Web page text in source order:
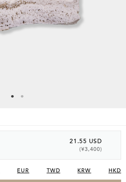
21.55 USD
(¥3,400)
EUR TWD KRW HKD